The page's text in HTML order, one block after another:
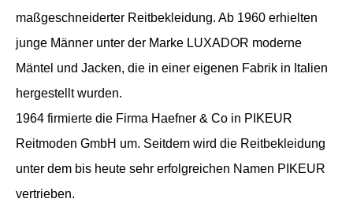
maßgeschneiderter Reitbekleidung. Ab 1960 erhielten
junge Männer unter der Marke LUXADOR moderne
Mäntel und Jacken, die in einer eigenen Fabrik in Italien
hergestellt wurden.
1964 firmierte die Firma Haefner & Co in PIKEUR
Reitmoden GmbH um. Seitdem wird die Reitbekleidung
unter dem bis heute sehr erfolgreichen Namen PIKEUR
vertrieben.